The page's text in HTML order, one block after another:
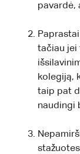
pavardė,
tačiau jei
kolegiją,
taip pat
naudingi